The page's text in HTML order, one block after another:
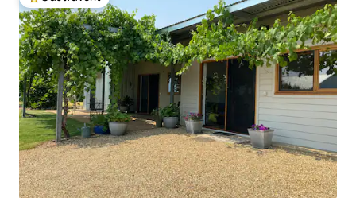
Populär gästfavorit